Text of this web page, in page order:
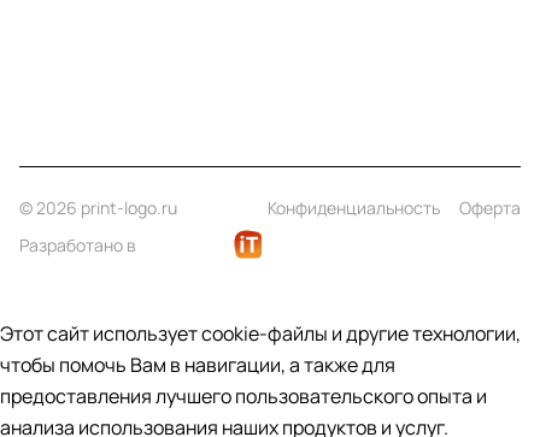
© 2026 print-logo.ru Конфиденциальность
Оферта
Разработано в
Этот сайт использует cookie-файлы и другие технологии,
чтобы помочь Вам в навигации, а также для
предоставления лучшего пользовательского опыта и
анализа использования наших продуктов и услуг.